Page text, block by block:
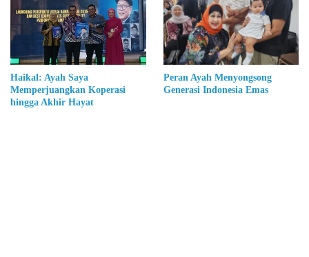
Haikal: Ayah Saya
Memperjuangkan Koperasi
hingga Akhir Hayat
Peran Ayah Menyongsong
Generasi Indonesia Emas